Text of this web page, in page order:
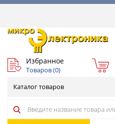
Избранное
Товаров (0)
Каталог товаров